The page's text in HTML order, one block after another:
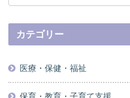
カテゴリー
医療・保健・福祉